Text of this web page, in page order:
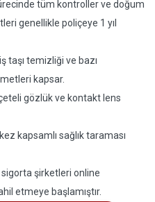
tüm kontroller ve doğum
genellikle poliçeye 1 yıl
taşı temizliği ve bazı
kapsar.
gözlük ve kontakt lens
kapsamlı sağlık taraması
sigorta şirketleri online
etmeye başlamıştır.